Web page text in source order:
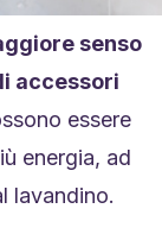
senso
accessori
essere
energia, ad
lavandino.